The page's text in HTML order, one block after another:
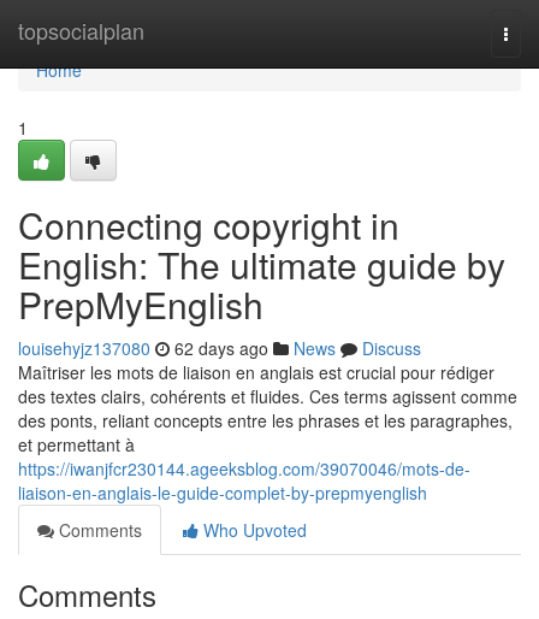
topsocialplan
Home
Home
1
Connecting copyright in
English: The ultimate guide by
PrepMyEnglish
louisehyjz137080 62 days ago News
Discuss
Maîtriser les mots de liaison en anglais est crucial pour rédiger
des textes clairs, cohérents et fluides. Ces terms agissent comme
des ponts, reliant concepts entre les phrases et les paragraphes,
et permettant à
https://iwanjfcr230144.ageeksblog.com/39070046/mots-de-
liaison-en-anglais-le-guide-complet-by-prepmyenglish
Comments
Who Upvoted
Comments